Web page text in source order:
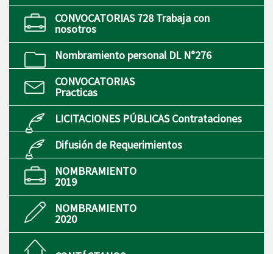
CONVOCATORIAS 728 Trabaja con
nosotros
Nombramiento personal DL N°276
CONVOCATORIAS
Practicas
LICITACIONES PÚBLICAS Contrataciones
Difusión de Requerimientos
NOMBRAMIENTO
2019
NOMBRAMIENTO
2020